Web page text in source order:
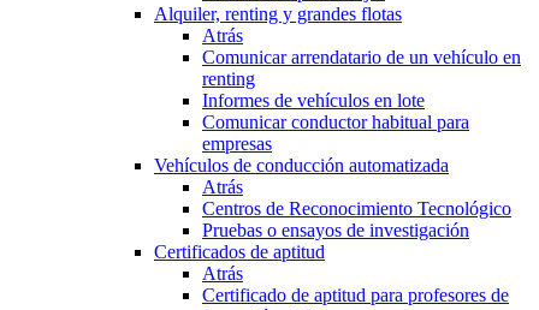
Alquiler, renting y grandes flotas
Atrás
Comunicar arrendatario de un vehículo en
renting
Informes de vehículos en lote
Comunicar conductor habitual para
empresas
Vehículos de conducción automatizada
Atrás
Centros de Reconocimiento Tecnológico
Pruebas o ensayos de investigación
Certificados de aptitud
Atrás
Certificado de aptitud para profesores de